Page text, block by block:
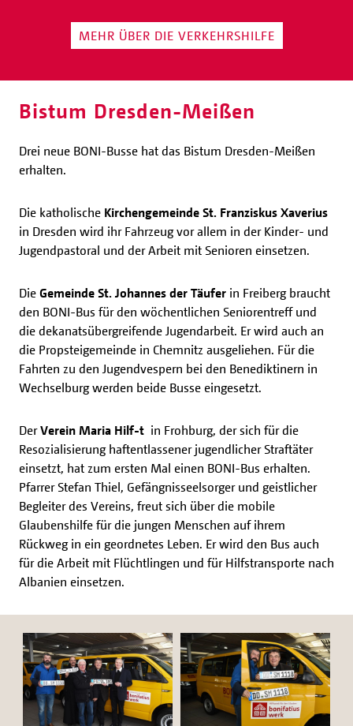
MEHR ÜBER DIE VERKEHRSHILFE
Bistum Dresden-Meißen
Drei neue BONI-Busse hat das Bistum Dresden-Meißen
erhalten.
Die katholische Kirchengemeinde St. Franziskus Xaverius
in Dresden wird ihr Fahrzeug vor allem in der Kinder- und
Jugendpastoral und der Arbeit mit Senioren einsetzen.
Die Gemeinde St. Johannes der Täufer in Freiberg braucht
den BONI-Bus für den wöchentlichen Seniorentreff und
die dekanatsübergreifende Jugendarbeit. Er wird auch an
die Propsteigemeinde in Chemnitz ausgeliehen. Für die
Fahrten zu den Jugendvespern bei den Benediktinern in
Wechselburg werden beide Busse eingesetzt.
DerVerein Maria Hilf-t in Frohburg, der sich für die
Resozialisierung haftentlassener jugendlicher Straftäter
einsetzt, hat zum ersten Mal einen BONI-Bus erhalten.
Pfarrer Stefan Thiel, Gefängnisseelsorger und geistlicher
Begleiter des Vereins, freut sich über die mobile
Glaubenshilfe für die jungen Menschen auf ihrem
Rückweg in ein geordnetes Leben. Er wird den Bus auch
für die Arbeit mit Flüchtlingen und für Hilfstransporte nach
Albanien einsetzen.